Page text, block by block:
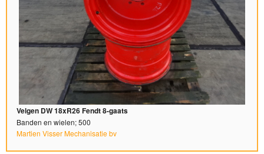
Velgen DW 18xR26 Fendt 8-gaats
Banden en wielen; 500
Martien Visser Mechanisatie bv